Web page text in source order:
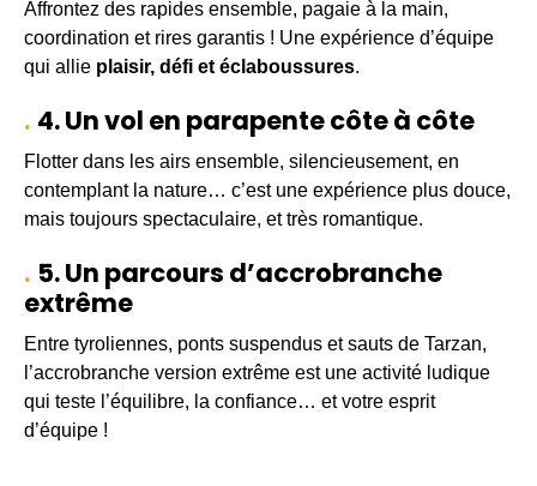
Affrontez des rapides ensemble, pagaie à la main,
coordination et rires garantis ! Une expérience d’équipe
qui allie plaisir, défi et éclaboussures.
4. Un vol en parapente côte à côte
Flotter dans les airs ensemble, silencieusement, en
contemplant la nature… c’est une expérience plus douce,
mais toujours spectaculaire, et très romantique.
5. Un parcours d’accrobranche
extrême
Entre tyroliennes, ponts suspendus et sauts de Tarzan,
l’accrobranche version extrême est une activité ludique
qui teste l’équilibre, la confiance… et votre esprit
d’équipe !